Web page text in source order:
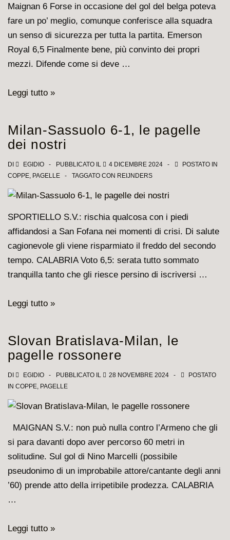
Maignan 6 Forse in occasione del gol del belga poteva
fare un po’ meglio, comunque conferisce alla squadra
un senso di sicurezza per tutta la partita. Emerson
Royal 6,5 Finalmente bene, più convinto dei propri
mezzi. Difende come si deve …
Atalanta-
1,
bene
Emerson
Royal,
grande
dei
centrali
di
difesa
Leggi tutto »
Milan-Sassuolo 6-1, le pagelle
dei nostri
DI EGIDIO PUBBLICATO IL 4 DICEMBRE 2024
POSTATO IN
COPPE, PAGELLE TAGGATO CON REIJNDERS
SPORTIELLO S.V.: rischia qualcosa con i piedi
affidandosi a San Fofana nei momenti di crisi. Di salute
cagionevole gli viene risparmiato il freddo del secondo
tempo. CALABRIA Voto 6,5: serata tutto sommato
tranquilla tanto che gli riesce persino di iscriversi …
Milan-
1,
le
pagelle
dei
nostri
Leggi tutto »
Slovan Bratislava-Milan, le
pagelle rossonere
DI EGIDIO PUBBLICATO IL 28 NOVEMBRE 2024
IN COPPE, PAGELLE
MAIGNAN S.V.: non può nulla contro l’Armeno che gli
si para davanti dopo aver percorso 60 metri in
solitudine. Sul gol di Nino Marcelli (possibile
pseudonimo di un improbabile attore/cantante degli anni
’60) prende atto della irripetibile prodezza. CALABRIA
…
Slovan
Leggi tutto »